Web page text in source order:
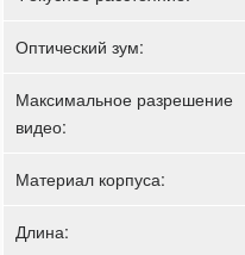
Оптический зум:
Максимальное разрешение
видео:
Материал корпуса:
Длина: